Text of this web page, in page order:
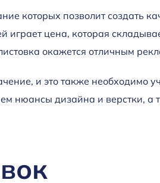
которых позволит создать
цена, которая
окажется отличным
и это также необходимо
нюансы дизайна и верстки,